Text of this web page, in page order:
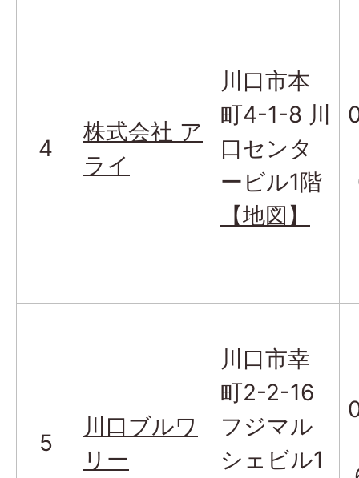
4
株式会社 ア
ライ
川口市本
町4-1-8 川
口センタ
ービル1階
【地図】
5
川口ブルワ
リー
川口市幸
町2-2-16
フジマル
シェビル1